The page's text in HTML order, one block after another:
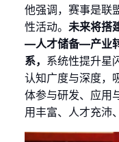
他强调，赛事是联
性活动。 未来将搭
—人才储备—产业
系， 系统性提升星
认知广度与深度，
体参与研发、应用
用丰富、人才充沛